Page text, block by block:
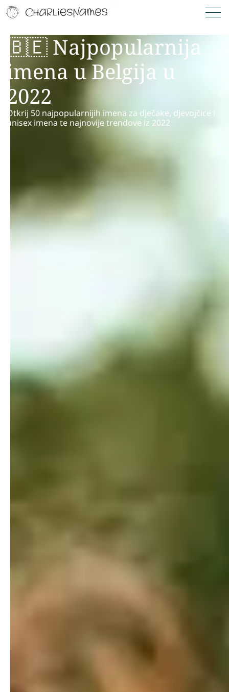
🇧🇪 Najpopularnija
imena u Belgija u
2022
Otkrij 50 najpopularnijih imena za dječake, djevojčice i
unisex imena te najnovije trendove iz 2022